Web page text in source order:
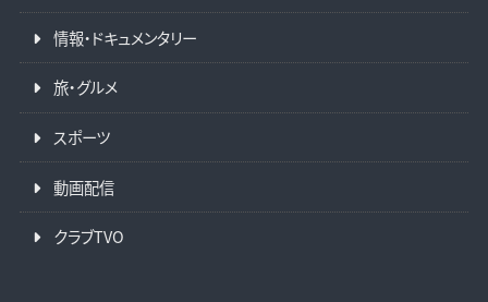
情報・ドキュメンタリー
旅・グルメ
スポーツ
動画配信
クラブTVO